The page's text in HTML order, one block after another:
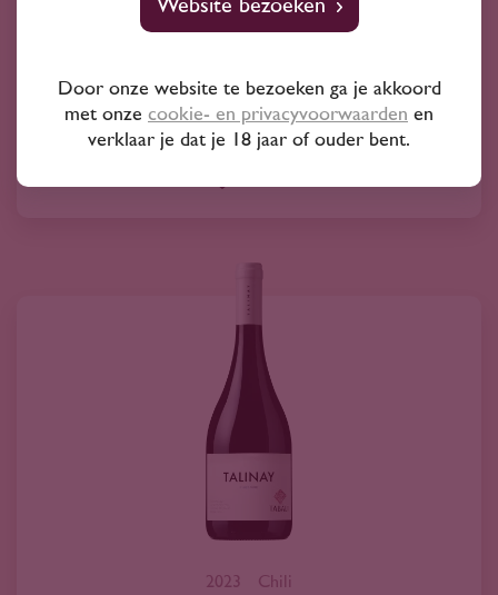
Tabali Sauvignon Blanc Gran Reserva
'Pedregoso' 2024
11
Sauvignon Blanc
2023 Chili
Website bezoeken
Door onze website te bezoeken ga je akkoord
met onze cookie- en privacyvoorwaarden en
verklaar je dat je 18 jaar of ouder bent.